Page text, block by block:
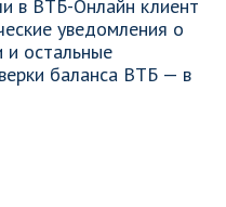
в ВТБ-Онлайн клиент
уведомления о
и остальные
баланса ВТБ — в